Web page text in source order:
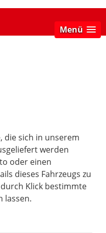
Menü
die sich in unserem
werden
oder einen
dieses Fahrzeugs zu
Klick bestimmte
lassen.